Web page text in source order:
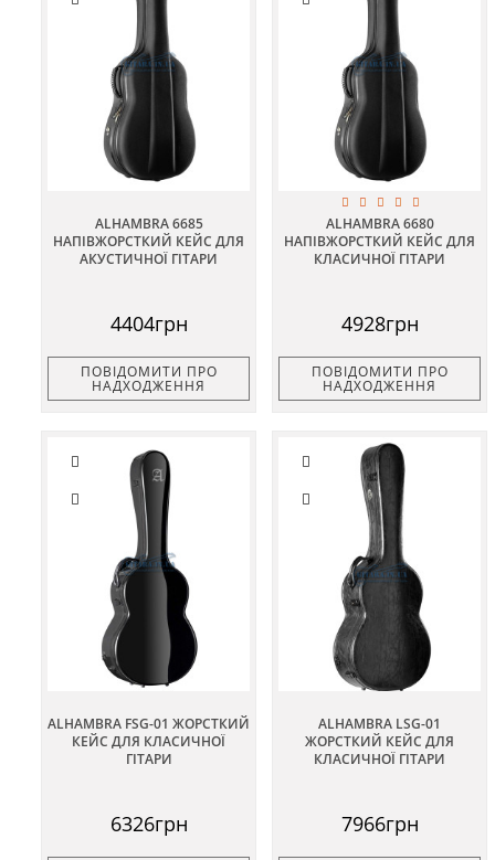
ALHAMBRA 6685
НАПІВЖОРСТКИЙ КЕЙС ДЛЯ
АКУСТИЧНОЇ ГІТАРИ
4404грн
ПОВІДОМИТИ ПРО
НАДХОДЖЕННЯ
ALHAMBRA 6680
НАПІВЖОРСТКИЙ КЕЙС ДЛЯ
КЛАСИЧНОЇ ГІТАРИ
4928грн
ПОВІДОМИТИ ПРО
НАДХОДЖЕННЯ
ALHAMBRA FSG-01 ЖОРСТКИЙ
КЕЙС ДЛЯ КЛАСИЧНОЇ
ГІТАРИ
6326грн
ALHAMBRA LSG-01
ЖОРСТКИЙ КЕЙС ДЛЯ
КЛАСИЧНОЇ ГІТАРИ
7966грн